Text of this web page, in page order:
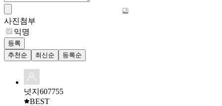
사진첨부
익명
등록
추천순
최신순 등록순
넛지607755
BEST